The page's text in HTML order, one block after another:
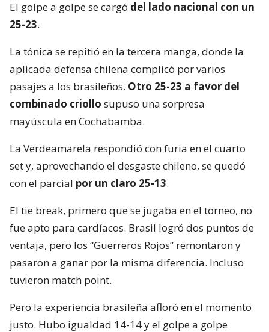
El golpe a golpe se cargó del lado nacional con un
25-23.
La tónica se repitió en la tercera manga, donde la
aplicada defensa chilena complicó por varios
pasajes a los brasileños. Otro 25-23 a favor del
combinado criollo supuso una sorpresa
mayúscula en Cochabamba.
La Verdeamarela respondió con furia en el cuarto
set y, aprovechando el desgaste chileno, se quedó
con el parcial por un claro 25-13.
El tie break, primero que se jugaba en el torneo, no
fue apto para cardíacos. Brasil logró dos puntos de
ventaja, pero los “Guerreros Rojos” remontaron y
pasaron a ganar por la misma diferencia. Incluso
tuvieron match point.
Pero la experiencia brasileña afloró en el momento
justo. Hubo igualdad 14-14 y el golpe a golpe